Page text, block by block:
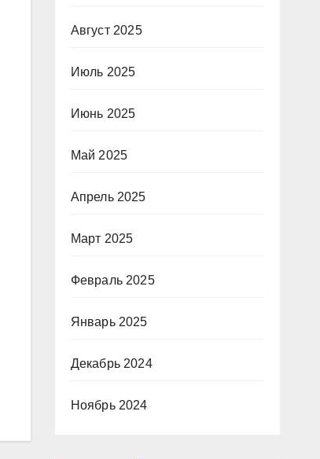
Август 2025
Июль 2025
Июнь 2025
Май 2025
Апрель 2025
Март 2025
Февраль 2025
Январь 2025
Декабрь 2024
Ноябрь 2024